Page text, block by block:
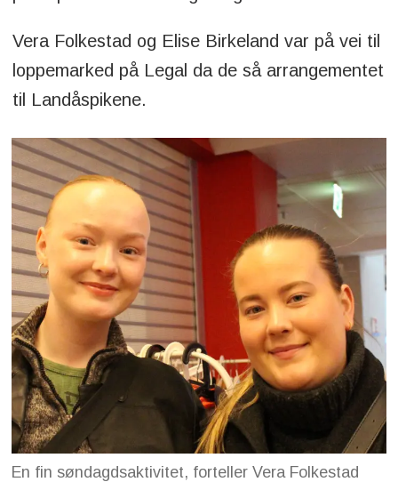
Vera Folkestad og Elise Birkeland var på vei til
loppemarked på Legal da de så arrangementet
til Landåspikene.
En fin søndagdsaktivitet, forteller Vera Folkestad